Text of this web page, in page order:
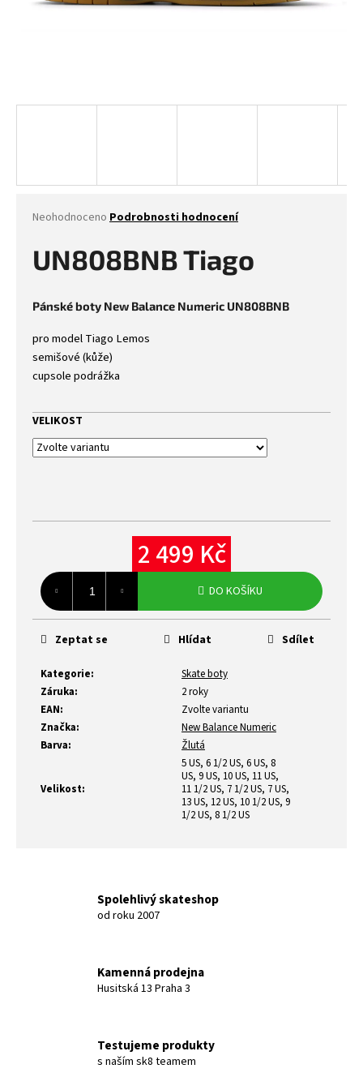
Průměrné
produktu
je
5
Neohodnoceno Podrobnosti hodnocení
UN808BNB Tiago
Pánské boty New Balance Numeric UN808BNB
pro model Tiago Lemos
semišové (kůže)
cupsole podrážka
VELIKOST
2 499 Kč
Měrná
cena:
DO KOŠÍKU
Kategorie:
Skate boty
Záruka:
2 roky
EAN:
Zvolte variantu
Značka:
New Balance Numeric
Barva: Žlutá
Velikost:
5 US, 6 1/2 US, 6 US, 8
US, 9 US, 10 US, 11 US,
11 1/2 US, 7 1/2 US, 7 US,
13 US, 12 US, 10 1/2 US, 9
1/2 US, 8 1/2 US
Zeptat se Hlídat Sdílet
Spolehlivý skateshop
od roku 2007
Kamenná prodejna
Husitská 13 Praha 3
Testujeme produkty
s naším sk8 teamem